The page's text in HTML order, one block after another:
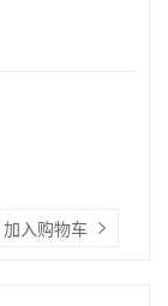
加入购物车